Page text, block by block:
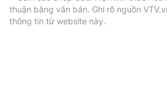
thuận bằng văn bản. Ghi rõ nguồn
thông tin từ website này.